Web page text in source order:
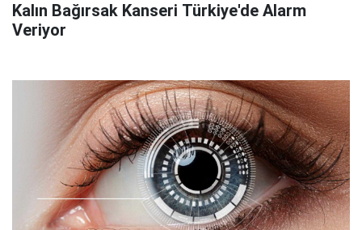
Kalın Bağırsak Kanseri Türkiye'de Alarm
Veriyor